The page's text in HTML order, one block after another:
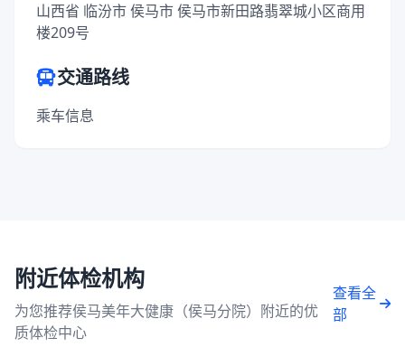
山西省 临汾市 侯马市 侯马市新田路翡翠城小区商用
楼209号
交通路线
乘车信息
附近体检机构
为您推荐侯马美年大健康（侯马分院）附近的优
质体检中心
查看全
部